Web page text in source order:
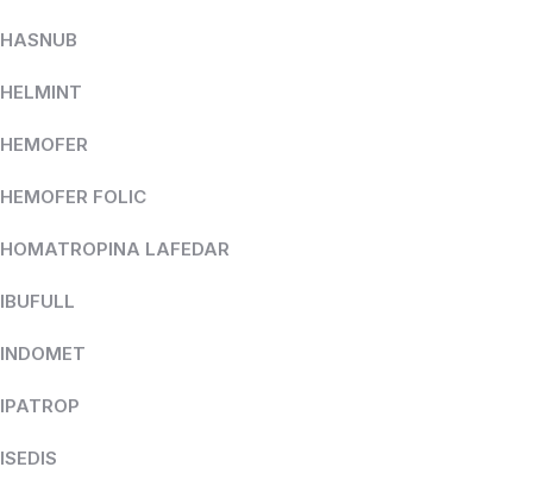
HASNUB
HELMINT
HEMOFER
HEMOFER FOLIC
HOMATROPINA LAFEDAR
IBUFULL
INDOMET
IPATROP
ISEDIS